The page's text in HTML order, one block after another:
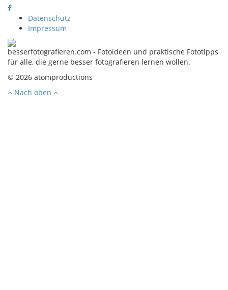
Datenschutz
Impressum
besserfotografieren.com - Fotoideen und praktische Fototipps
für alle, die gerne besser fotografieren lernen wollen.
© 2026 atomproductions
Nach oben